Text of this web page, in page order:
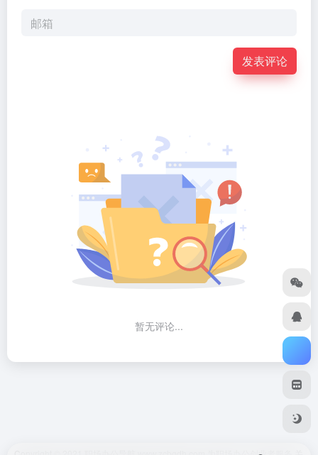
发表评论
暂无评论...